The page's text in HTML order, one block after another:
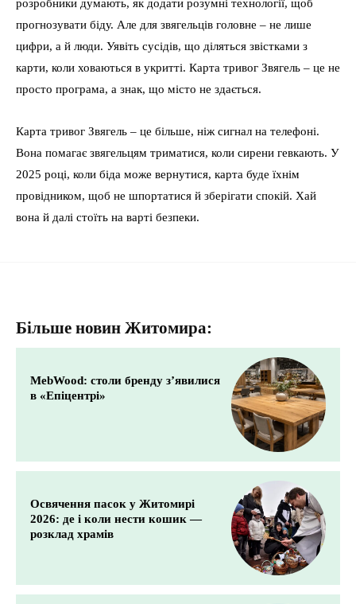
розробники думають, як додати розумні технології, щоб
прогнозувати біду. Але для звягельців головне – не лише
цифри, а й люди. Уявіть сусідів, що діляться звістками з
карти, коли ховаються в укритті. Карта тривог Звягель – це не
просто програма, а знак, що місто не здається.
Карта тривог Звягель – це більше, ніж сигнал на телефоні.
Вона помагає звягельцям триматися, коли сирени гевкають. У
2025 році, коли біда може вернутися, карта буде їхнім
провідником, щоб не шпортатися й зберігати спокій. Хай
вона й далі стоїть на варті безпеки.
Більше новин Житомира:
MebWood: столи бренду з’явилися
в «Епіцентрі»
Освячення пасок у Житомирі
2026: де і коли нести кошик —
розклад храмів